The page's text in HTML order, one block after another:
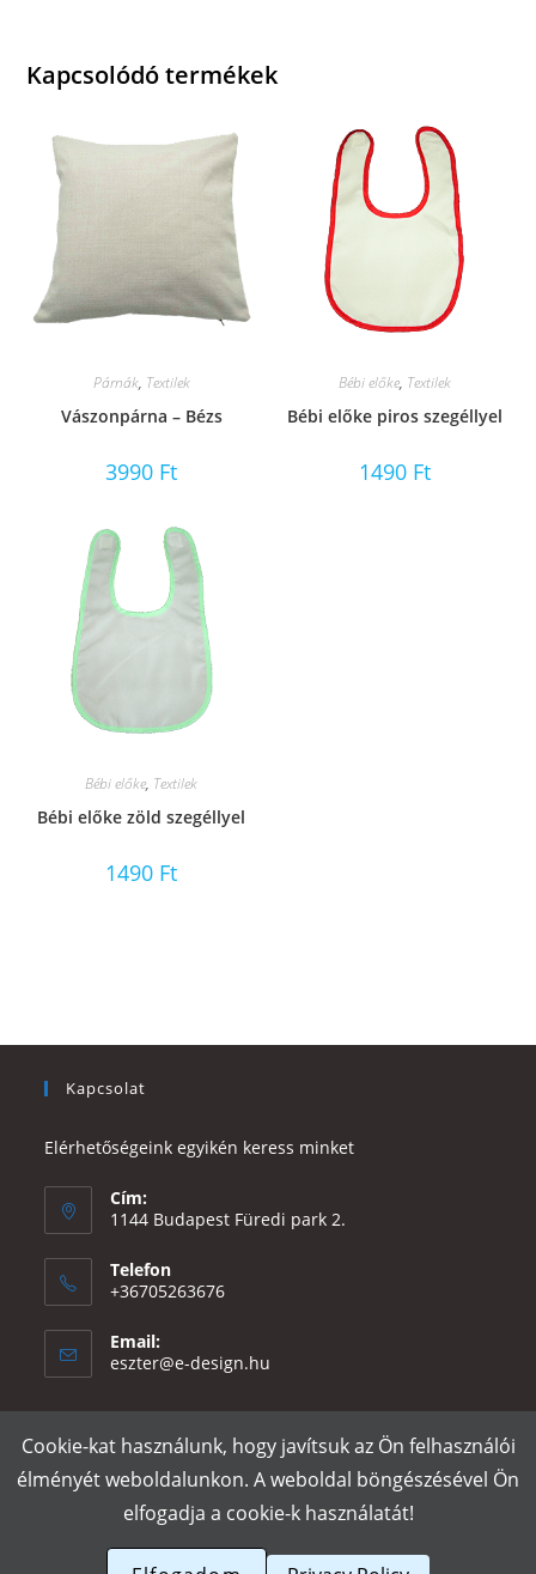
Kapcsolódó termékek
Párnák, Textilek
Vászonpárna – Bézs
3990 Ft
Bébi előke, Textilek
Bébi előke piros szegéllyel
1490 Ft
Bébi előke, Textilek
Bébi előke zöld szegéllyel
1490 Ft
Kapcsolat
Elérhetőségeink egyikén keress minket
Cím:
1144 Budapest Füredi park 2.
Telefon
+36705263676
Email:
eszter@e-design.hu
Rólunk Szállítás és fizetés Adatvédelmi tájékoztató
ÁSZF
Póló nyomtatás
Cookie-kat használunk, hogy javítsuk az Ön felhasználói
élményét weboldalunkon. A weboldal böngészésével Ön
elfogadja a cookie-k használatát!